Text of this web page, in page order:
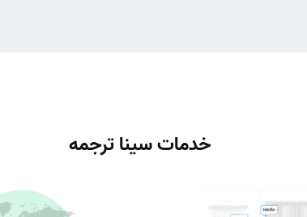
خدمات سینا ترجمه